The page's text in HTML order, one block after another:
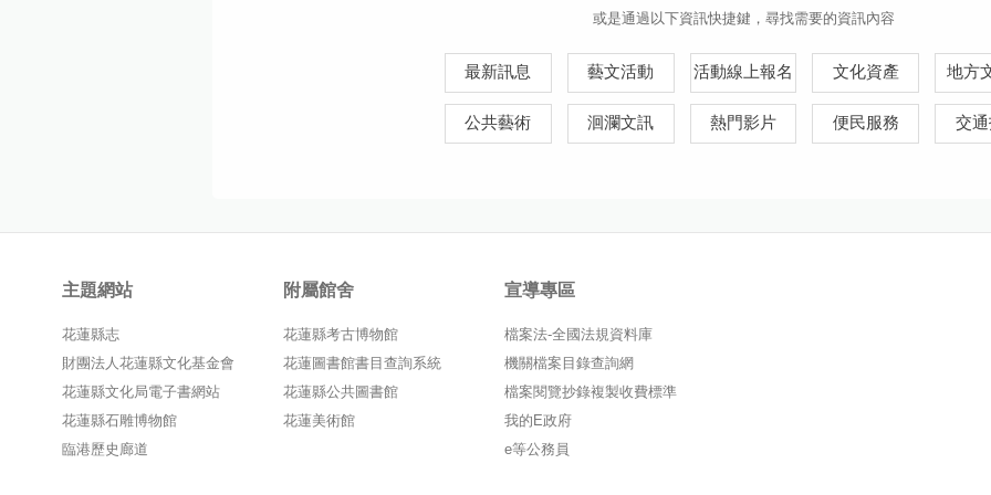
或是通過以下資訊快捷鍵，尋找需要的資訊內容
最新訊息 藝文活動 活動線上報名 文化資產 地方
公共藝術 洄瀾文訊 熱門影片 便民服務 交通
主題網站
花蓮縣志
財團法人花蓮縣文化基金會
花蓮縣文化局電子書網站
花蓮縣石雕博物館
臨港歷史廊道
附屬館舍
花蓮縣考古博物館
花蓮圖書館書目查詢系統
花蓮縣公共圖書館
花蓮美術館
宣導專區
檔案法-全國法規資料庫
機關檔案目錄查詢網
檔案閱覽抄錄複製收費標準
我的E政府
e等公務員